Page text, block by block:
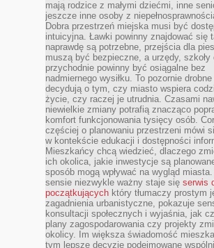
mają rodzice z małymi dziećmi, inne
jeszcze inne osoby z
Dobra przestrzeń miejska musi być
intuicyjna. Ławki powinny znajdować się
naprawdę są potrzebne, przejścia dla
muszą być bezpieczne, a urzędy, szkoły
przychodnie powinny być osiągalne bez
nadmiernego wysiłku. To pozornie
decydują o tym, czy miasto wspiera
życie, czy raczej je utrudnia. Czasami
niewielkie zmiany potrafią znacząco
komfort funkcjonowania tysięcy osób.
częściej o planowaniu przestrzeni mówi
w kontekście edukacji i dostępności
Mieszkańcy chcą wiedzieć, dlaczego
ich okolica, jakie inwestycje są
sposób mogą wpływać na wygląd
sensie niezwykle ważny staje się serwis
początkujących który tłumaczy prostym
zagadnienia urbanistyczne, pokazuje
konsultacji społecznych i wyjaśnia, jak
plany zagospodarowania czy projekty
okolicy. Im większa świadomość
tym lepsze decyzje podejmowane